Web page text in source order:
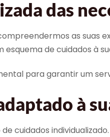
das
as suas
de cuidados à
para garantir um
à
cuidados